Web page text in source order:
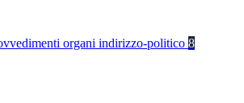
organi indirizzo-politico 8